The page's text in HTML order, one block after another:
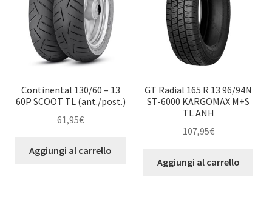
Continental 130/60 – 13
60P SCOOT TL (ant./post.)
61,95€
Aggiungi al carrello
GT Radial 165 R 13 96/94N
ST-6000 KARGOMAX M+S
TL ANH
107,95€
Aggiungi al carrello